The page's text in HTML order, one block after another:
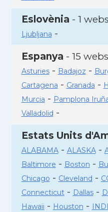
Eslovènia - 1 webs
Ljubljana -
Espanya - 15 webs
Asturies- Badajoz -
Cartagena - Granada -
Murcia - Pamplona
Valladolid -
Estats Units
ALABAMA- ALASKA-
Baltimore - Boston -
Chicago - Cleveland -
Connecticut- Dallas-
Hawaii - Houston -